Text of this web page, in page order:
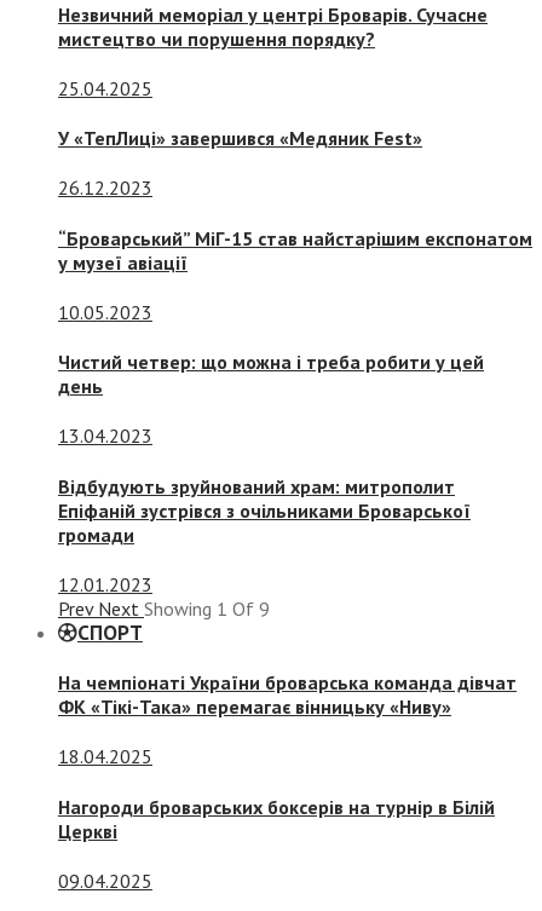
Незвичний меморіал у центрі Броварів. Сучасне
мистецтво чи порушення порядку?
25.04.2025
У «ТепЛиці» завершився «Медяник Fest»
26.12.2023
“Броварський” МіГ-15 став найстарішим експонатом
у музеї авіації
10.05.2023
Чистий четвер: що можна і треба робити у цей
день
13.04.2023
Відбудують зруйнований храм: митрополит
Епіфаній зустрівся з очільниками Броварської
громади
12.01.2023
Prev Next Showing 1 Of 9
СПОРТ
На чемпіонаті України броварська команда дівчат
ФК «Тікі-Така» перемагає вінницьку «Ниву»
18.04.2025
Нагороди броварських боксерів на турнір в Білій
Церкві
09.04.2025